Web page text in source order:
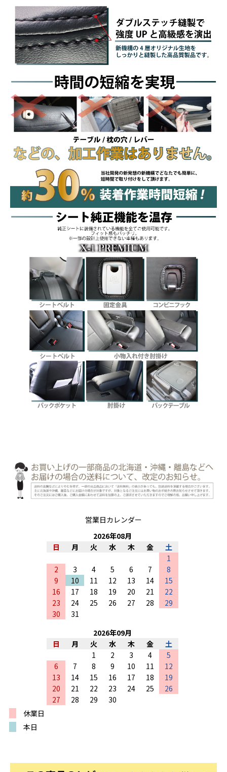
営業日カレンダー
2026年08月
日
月 火 水 木 金
土
1
2
3 4 5 6 7
8
9
10 11 12 13 14
15
16
17 18 19 20 21
22
23
24 25 26 27 28
29
30
31
2026年09月
日
月 火 水 木 金
土
1
2 3 4
5
6
7 8 9 10 11
12
13
14 15 16 17 18
19
20
21 22 23 24 25
26
27
28 29
30
休業日
本日